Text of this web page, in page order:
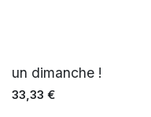
un dimanche !
33,33 €